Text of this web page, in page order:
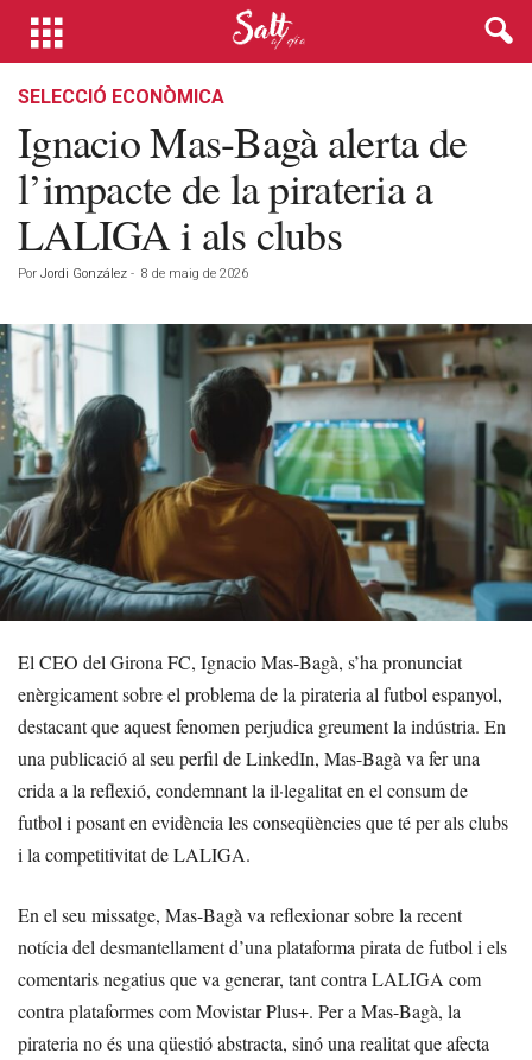
SELECCIÓ ECONÒMICA
Ignacio Mas-Bagà alerta de
l’impacte de la pirateria a
LALIGA i als clubs
Por Jordi González - 8 de maig de 2026
El CEO del Girona FC, Ignacio Mas-Bagà, s’ha pronunciat
enèrgicament sobre el problema de la pirateria al futbol espanyol,
destacant que aquest fenomen perjudica greument la indústria. En
una publicació al seu perfil de LinkedIn, Mas-Bagà va fer una
crida a la reflexió, condemnant la il·legalitat en el consum de
futbol i posant en evidència les conseqüències que té per als clubs
i la competitivitat de LALIGA.
En el seu missatge, Mas-Bagà va reflexionar sobre la recent
notícia del desmantellament d’una plataforma pirata de futbol i els
comentaris negatius que va generar, tant contra LALIGA com
contra plataformes com Movistar Plus+. Per a Mas-Bagà, la
pirateria no és una qüestió abstracta, sinó una realitat que afecta